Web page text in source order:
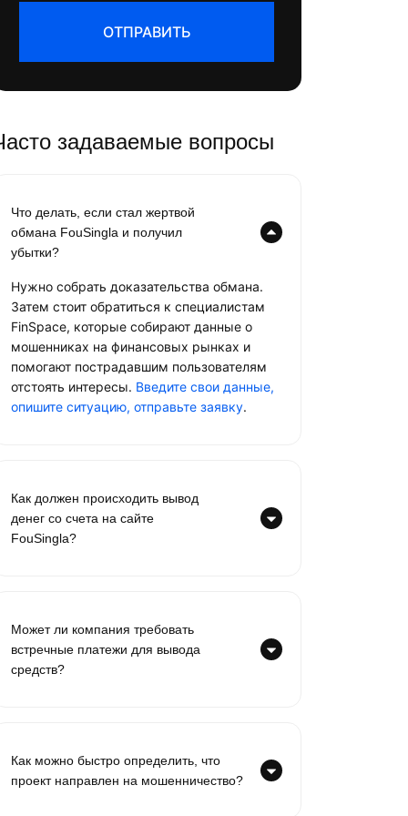
ОТПРАВИТЬ
задаваемые вопросы
Что делать, если стал жертвой
обмана FouSingla и получил
убытки?
Нужно собрать доказательства обмана.
Затем стоит обратиться к специалистам
FinSpace, которые собирают данные о
мошенниках на финансовых рынках и
помогают пострадавшим пользователям
отстоять интересы. Введите свои данные,
опишите ситуацию, отправьте заявку.
Как должен происходить вывод
денег со счета на сайте
FouSingla?
Может ли компания требовать
встречные платежи для вывода
средств?
Как можно быстро определить, что
проект направлен на мошенничество?